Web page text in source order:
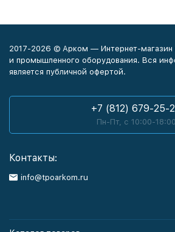
2017-2026 © Арком — Интернет-магазин
и промышленного оборудования. Вся
является публичной офертой.
+7 (812) 679-25-
Пн-Пт, с 10:00-18:00
Контакты:
info@tpoarkom.ru